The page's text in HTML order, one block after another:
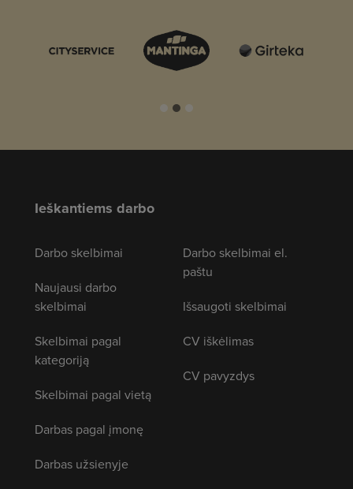
Ieškantiems darbo
Darbo skelbimai
Naujausi darbo
skelbimai
Skelbimai pagal
kategoriją
Skelbimai pagal vietą
Darbas pagal įmonę
Darbas užsienyje
Darbo skelbimai el.
paštu
Išsaugoti skelbimai
CV iškėlimas
CV pavyzdys